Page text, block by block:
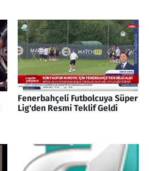
Fenerbahçeli Futbolcuya Süper
Lig'den Resmi Teklif Geldi